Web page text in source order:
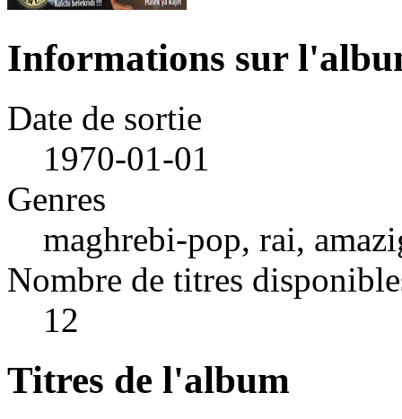
Informations sur
Date de sortie
1970-01-01
Genres
maghrebi-pop, rai,
Nombre de titres
12
Titres de l'album